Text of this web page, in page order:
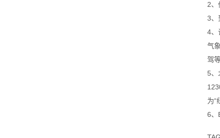
2、
3、
4、
气
驾
5、
为“
6、